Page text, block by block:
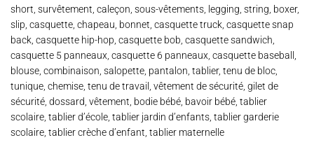
short, survêtement, caleçon, sous-vêtements, legging, string, boxer,
slip, casquette, chapeau, bonnet, casquette truck, casquette snap
back, casquette hip-hop, casquette bob, casquette sandwich,
casquette 5 panneaux, casquette 6 panneaux, casquette baseball,
blouse, combinaison, salopette, pantalon, tablier, tenu de bloc,
tunique, chemise, tenu de travail, vêtement de sécurité, gilet de
sécurité, dossard, vêtement, bodie bébé, bavoir bébé, tablier
scolaire, tablier d’école, tablier jardin d’enfants, tablier garderie
scolaire, tablier crèche d’enfant, tablier maternelle